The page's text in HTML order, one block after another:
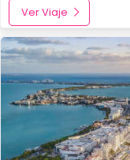
Ver Viaje